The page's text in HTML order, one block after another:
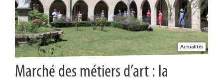
Actualités
Marché des métiers d’art : la